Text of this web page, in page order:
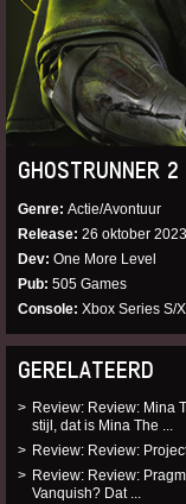
GHOSTRUNNER 2
Genre Actie/Avontuur
Release 26 oktober 2023
Dev One More Level
Pub 505 Games
Console Xbox Series S/X
GERELATEERD
Review: Review: Mina
stijl, dat is Mina The ...
Review: Review:
Review: Review:
Vanquish? Dat ...